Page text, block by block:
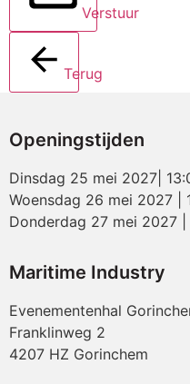
Verstuur
Terug
Openingstijden
Dinsdag 25 mei 2027|
Woensdag 26 mei 2027 |
Donderdag 27 mei 2027 |
Maritime Industry
Evenementenhal
Franklinweg 2
4207 HZ Gorinchem